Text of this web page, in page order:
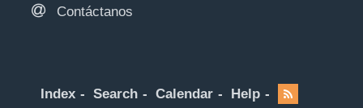
Contáctanos
Index Search Calendar Help